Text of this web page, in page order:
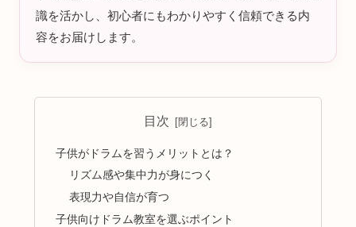
識を活かし、初心者にもわかりやすく信頼できる内
容をお届けします。
目次
子供がドラムを習うメリットとは？
リズム感や集中力が身につく
表現力や自信が育つ
子供向けドラム教室を選ぶポイント